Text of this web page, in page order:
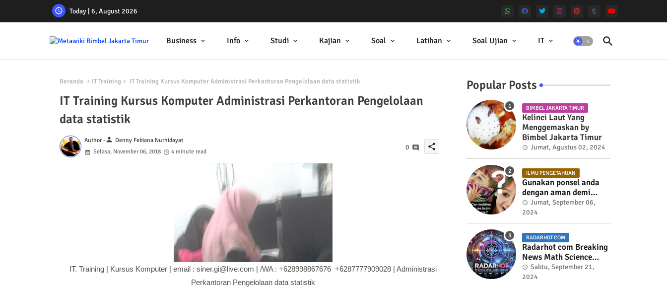
Today | 6, August 2026
Business Info Studi Kajian Soal Latihan Soal Ujian IT
Beranda IT Training IT Training Kursus Komputer Administrasi Perkantoran Pengelolaan data statistik
IT Training Kursus Komputer Administrasi Perkantoran Pengelolaan
data statistik
Author -person Denny Febiana Nurhidayat
Selasa, November 06, 2018
4 minute read
0 share
IT. Training | Kursus Komputer | email : siner.gi@live.com | /WA : +628998867676 +6287777909028 | Administrasi
Perkantoran Pengelolaan data statistik
Popular Posts
BIMBEL JAKARTA TIMUR
Kelinci Laut Yang
Menggemaskan by
Bimbel Jakarta Timur
Jumat, Agustus 02, 2024
ILMU PENGETAHUAN
Gunakan ponsel anda
dengan aman demi
kesehatan
Jumat, September 06,
2024
RADARHOT COM
Radarhot com Breaking
News Math Science
education
Sabtu, September 21,
2024